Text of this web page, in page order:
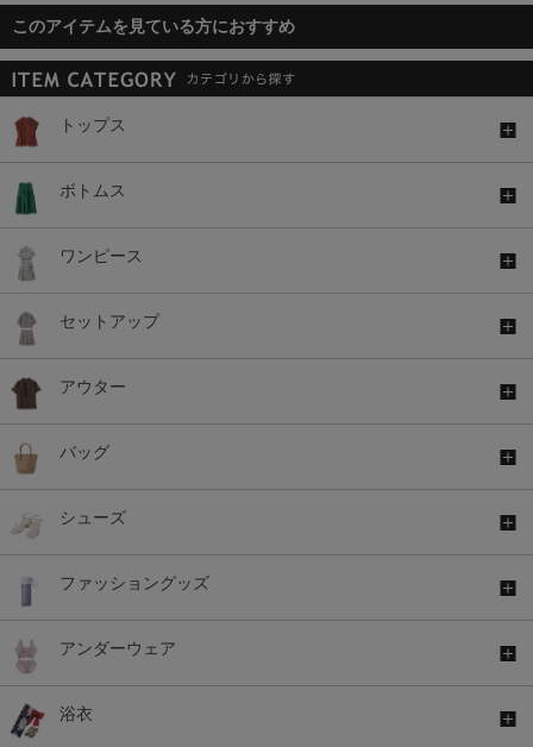
このアイテムを見ている方におすすめ
トップス
ボトムス
ワンピース
セットアップ
アウター
バッグ
シューズ
ファッショングッズ
アンダーウェア
浴衣